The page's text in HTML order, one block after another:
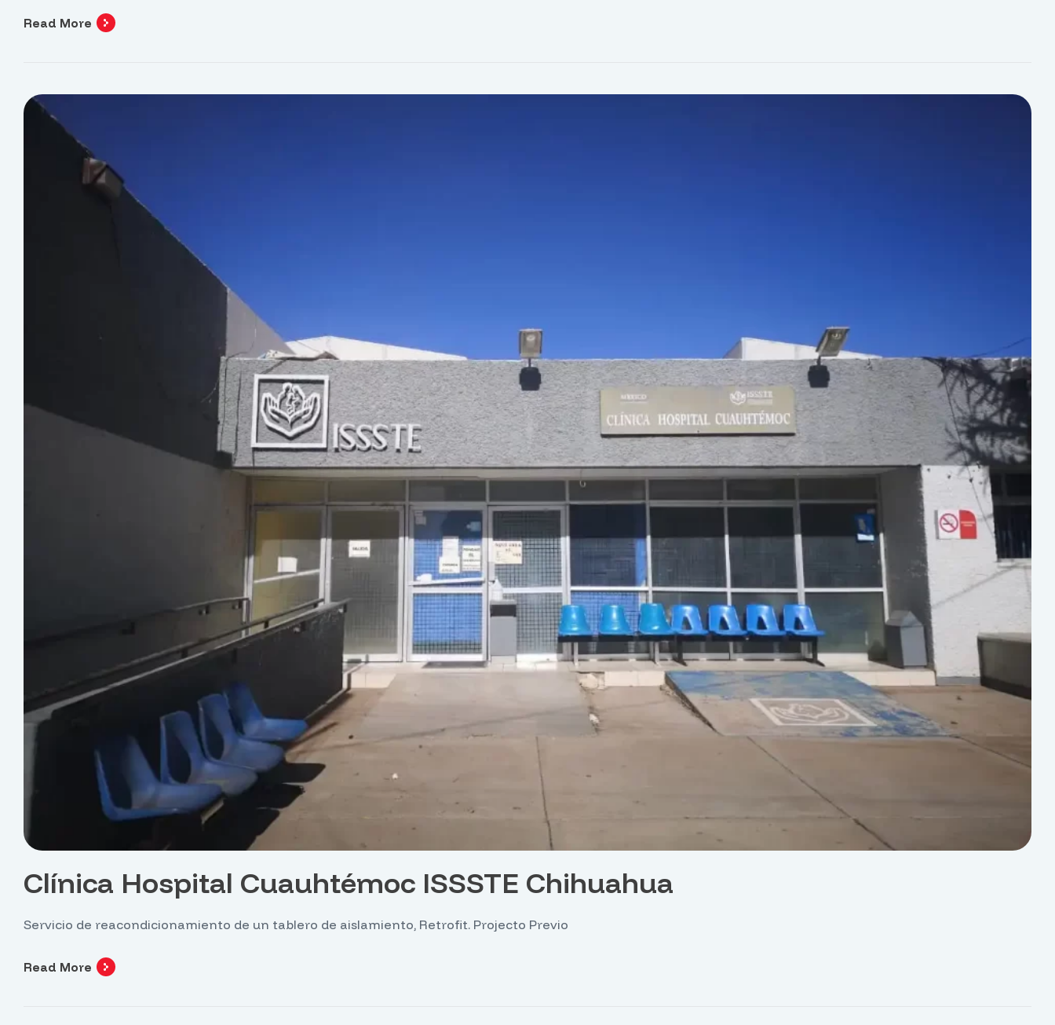
Read More
Clínica Hospital Cuauhtémoc ISSSTE Chihuahua
Servicio de reacondicionamiento de un tablero de aislamiento, Retrofit. Projecto Previo
Read More